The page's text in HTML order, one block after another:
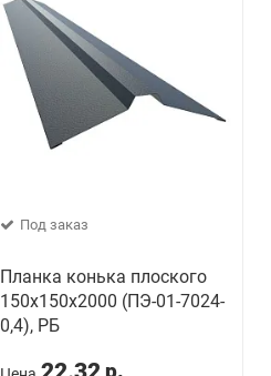
Под заказ
Планка конька плоского
150х150х2000 (ПЭ-01-7024-
0,4), РБ